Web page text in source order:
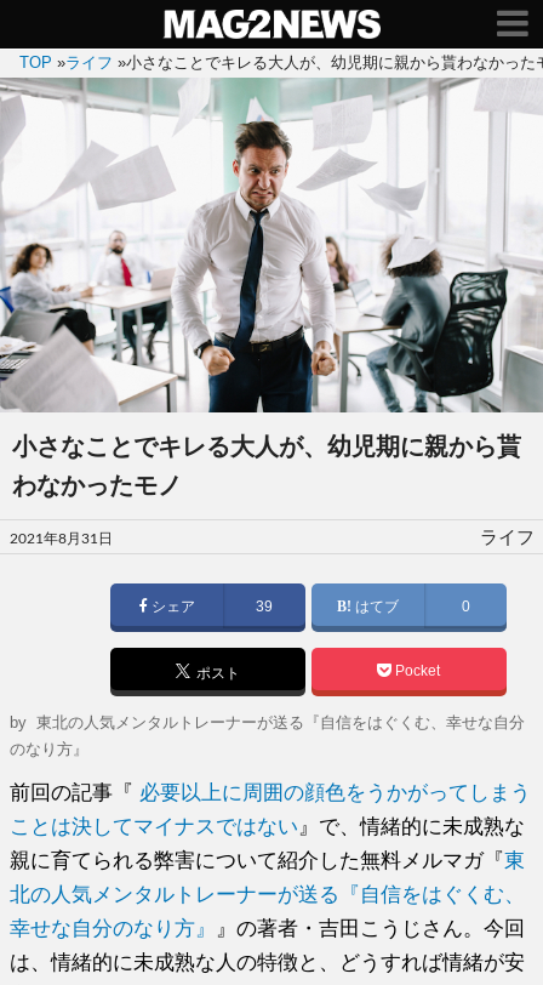
TOP »ライフ »小さなことでキレる大人が、幼児期に親から貰わなかった
小さなことでキレる大人が、幼児期に親から貰
わなかったモノ
投
稿
2021年8月31日 ライフ
シェア 39 はてブ 0
ポスト Pocket
by東北の人気メンタルトレーナーが送る『自信をはぐくむ、幸せな自分
のなり方』
前回の記事『 必要以上に周囲の顔色をうかがってしまう
ことは決してマイナスではない 』で、情緒的に未成熟な
親に育てられる弊害について紹介した無料メルマガ『東
北の人気メンタルトレーナーが送る『自信をはぐくむ、
幸せな自分のなり方』
』の著者・吉田こうじさん。今回
は、情緒的に未成熟な人の特徴と、どうすれば情緒が安